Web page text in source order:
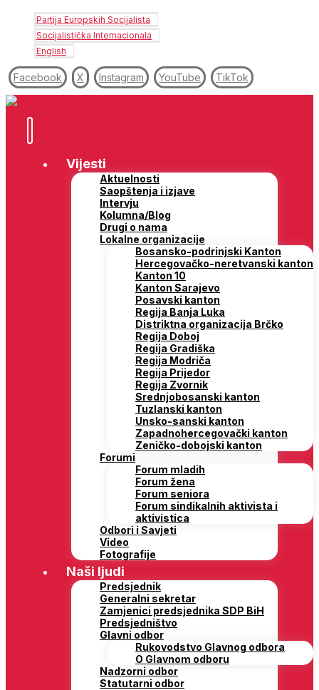
Partija Europskih Socijalista
Socijalistička Internacionala
English
Facebook X Instagram YouTube TikTok
Vijesti
Aktuelnosti
Saopštenja i izjave
Intervju
Kolumna/Blog
Drugi o nama
Lokalne organizacije
Bosansko-podrinjski Kanton
Hercegovačko-neretvanski kanton
Kanton 10
Kanton Sarajevo
Posavski kanton
Regija Banja Luka
Distriktna organizacija Brčko
Regija Doboj
Regija Gradiška
Regija Modriča
Regija Prijedor
Regija Zvornik
Srednjobosanski kanton
Tuzlanski kanton
Unsko-sanski kanton
Zapadnohercegovački kanton
Zeničko-dobojski kanton
Forumi
Forum mladih
Forum žena
Forum seniora
Forum sindikalnih aktivista i
aktivistica
Odbori i Savjeti
Video
Fotografije
Naši ljudi
Predsjednik
Generalni sekretar
Zamjenici predsjednika SDP BiH
Predsjedništvo
Glavni odbor
Rukovodstvo Glavnog odbora
O Glavnom odboru
Nadzorni odbor
Statutarni odbor